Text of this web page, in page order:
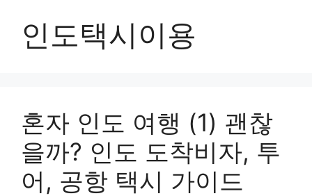
인도택시이용
혼자 인도 여행 (1) 괜찮
을까? 인도 도착비자, 투
어, 공항 택시 가이드